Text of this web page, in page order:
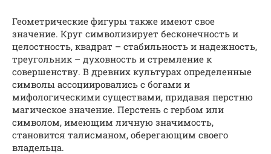
Геометрические фигуры также имеют свое
значение. Круг символизирует бесконечность и
целостность, квадрат – стабильность и надежность,
треугольник – духовность и стремление к
совершенству. В древних культурах определенные
символы ассоциировались с богами и
мифологическими существами, придавая перстню
магическое значение. Перстень с гербом или
символом, имеющим личную значимость,
становится талисманом, оберегающим своего
владельца.